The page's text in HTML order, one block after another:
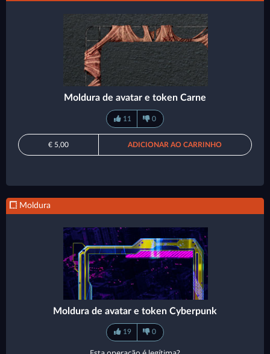
Moldura de avatar e token Carne
11 0
€ 5,00 ADICIONAR AO CARRINHO
Moldura
Moldura de avatar e token Cyberpunk
19 0